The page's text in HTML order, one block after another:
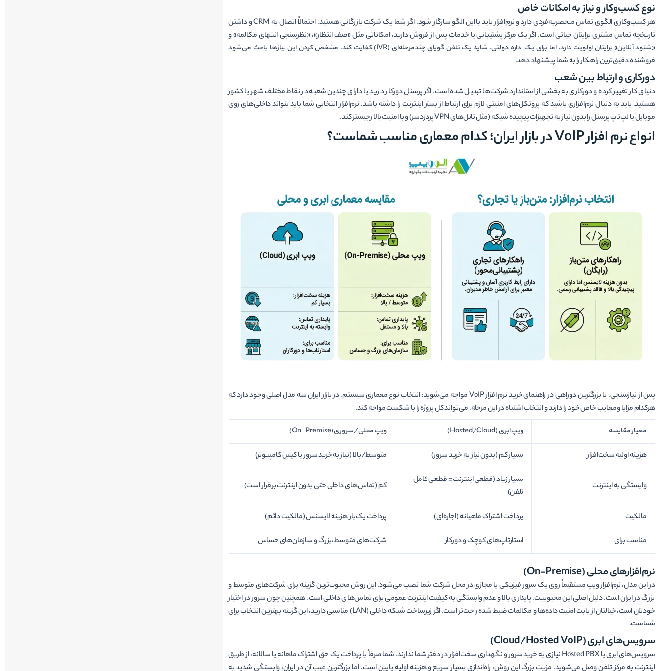
نوع کسب‌وکار و نیاز به امکانات خاص
هر کسب‌وکاری الگوی تماس منحصر‌به‌فردی دارد و نرم‌افزار باید با این الگو سازگار شود. اگر شما یک شرکت بازرگانی هستید، احتمالاً اتصال به CRM و داشتن
تاریخچه تماس مشتری برایتان حیاتی است. اگر یک مرکز پشتیبانی یا خدمات پس از فروش دارید، امکاناتی مثل «صف انتظار»، «نظرسنجی انتهای مکالمه» و
«شنود آنلاین» برایتان اولویت دارد. اما برای یک اداره دولتی، شاید یک تلفن گویای چندمرحله‌ای (IVR) کفایت کند. مشخص کردن این نیازها باعث می‌شود
فروشنده دقیق‌ترین راهکار را به شما پیشنهاد دهد.
دورکاری و ارتباط بین شعب
دنیای کار تغییر کرده و دورکاری به بخشی از استاندارد شرکت‌ها تبدیل شده است. اگر پرسنل دورکار دارید یا دارای چندین شعبه در نقاط مختلف شهر یا کشور
هستید، باید به دنبال نرم‌افزاری باشید که پروتکل‌های امنیتی لازم برای ارتباط از بستر اینترنت را داشته باشد. نرم‌افزار انتخابی شما باید بتواند داخلی‌های روی
موبایل یا لپ‌تاپ پرسنل را بدون نیاز به تجهیزات پیچیده شبکه (مثل تانل‌های VPN پردردسر) و با امنیت بالا رجیستر کند.
انواع نرم افزار VoIP در بازار ایران؛ کدام معماری مناسب شماست؟
پس از نیازسنجی، با بزرگترین دوراهی در راهنمای خرید نرم افزار VoIP مواجه می‌شوید: انتخاب نوع معماری سیستم. در بازار ایران سه مدل اصلی وجود دارد که
هرکدام مزایا و معایب خاص خود را دارند و انتخاب اشتباه در این مرحله، می‌تواند کل پروژه را با شکست مواجه کند.
معیار مقایسه
ویپ ابری (Hosted/Cloud) ویپ محلی/سروری (On-Premise)
هزینه اولیه سخت‌افزار بسیار کم (بدون نیاز به خرید سرور) متوسط/بالا (نیاز به خرید سرور یا کیس کامپیوتر)
وابستگی به اینترنت
بسیار زیاد (قطعی اینترنت = قطعی کامل
تلفن)
کم (تماس‌های داخلی حتی بدون اینترنت برقرار است)
مالکیت پرداخت اشتراک ماهیانه (اجاره‌ای) پرداخت یک‌بار هزینه لایسنس (مالکیت دائم)
مناسب برای استارتاپ‌های کوچک و دورکار شرکت‌های متوسط، بزرگ و سازمان‌های حساس
نرم‌افزارهای محلی (On-Premise)
در این مدل، نرم‌افزار ویپ مستقیماً روی یک سرور فیزیکی یا مجازی در محل شرکت شما نصب می‌شود. این روش محبوب‌ترین گزینه برای شرکت‌های متوسط و
بزرگ در ایران است. دلیل اصلی این محبوبیت، پایداری بالا و عدم وابستگی به کیفیت اینترنت عمومی برای تماس‌های داخلی است. همچنین چون سرور در اختیار
خودتان است، خیالتان از بابت امنیت داده‌ها و مکالمات ضبط شده راحت‌تر است. اگر زیرساخت شبکه داخلی (LAN) مناسبی دارید، این گزینه بهترین انتخاب برای
شماست.
سرویس‌های ابری (Cloud/Hosted VoIP)
سرویس‌های ابری یا Hosted PBX نیازی به خرید سرور و نگهداری سخت‌افزار در دفتر شما ندارند. شما صرفاً با پرداخت یک حق اشتراک ماهانه یا سالانه، از طریق
اینترنت به مرکز تلفن وصل می‌شوید. مزیت بزرگ این روش، راه‌اندازی بسیار سریع و هزینه اولیه پایین است. اما بزرگترین عیب آن در ایران، وابستگی شدید به